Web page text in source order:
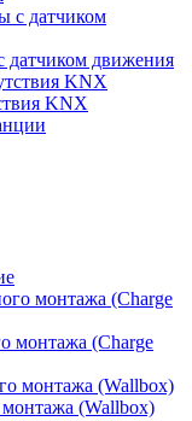
датчиком движения
KNX
монтажа (Charge
монтажа (Wallbox)